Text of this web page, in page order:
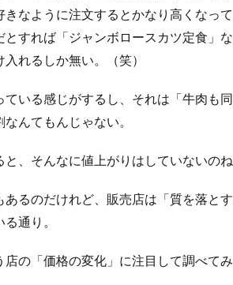
なように注文するとかなり高くなっ
すれば「ジャンボロースカツ定食」
れるしか無い。（笑）
いる感じがするし、それは「牛肉も
んてもんじゃない。
、そんなに値上がりはしていないのね
るのだけれど、販売店は「質を落と
通り。
の「価格の変化」に注目して調べて